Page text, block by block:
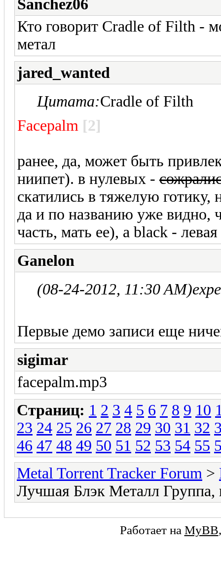
Sanchez06
Кто говорит Cradle of Filth -
метал
jared_wanted
Цитата:Cradle of Filth
Facepalm [2]
ранее, да, может быть
ниипет). в нулевых -
скатились в тяжелую готику,
да и по названию уже видно,
часть, мать ее), а black -
Ganelon
(08-24-2012, 11:30 AM)
Первые демо записи еще
sigimar
facepalm.mp3
Страниц: 1 2 3 4 5 6 7 8 9 10
23 24 25 26 27 28 29 30 31 32
46 47 48 49 50 51 52 53 54 55
Metal Torrent Tracker Forum >
Лучшая Блэк Металл
Работает на MyBB